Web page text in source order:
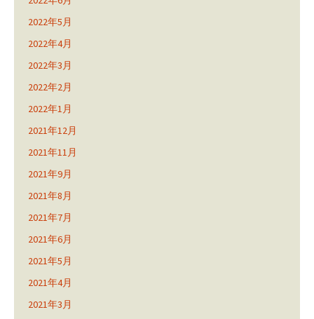
2022年5月
2022年4月
2022年3月
2022年2月
2022年1月
2021年12月
2021年11月
2021年9月
2021年8月
2021年7月
2021年6月
2021年5月
2021年4月
2021年3月